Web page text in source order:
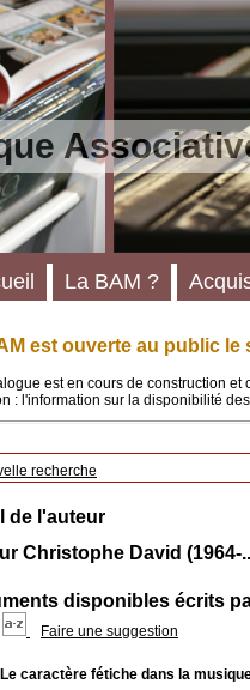
est ouverte au public le
est en cours de construction
: l'information sur la disponibilité
recherche
de l'auteur
Christophe David (1964-
disponibles écrits
Faire une suggestion
Le caractère fétiche dans la
La BAM ?